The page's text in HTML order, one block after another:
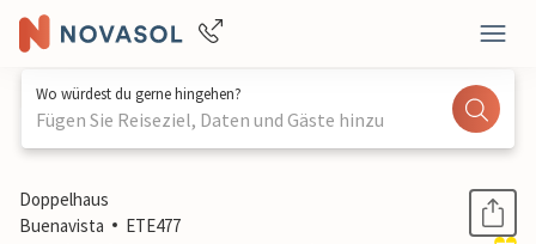
Wo würdest du gerne hingehen?
Fügen Sie Reiseziel, Daten und Gäste hinzu
1 / 27
Doppelhaus
Buenavista
ETE477